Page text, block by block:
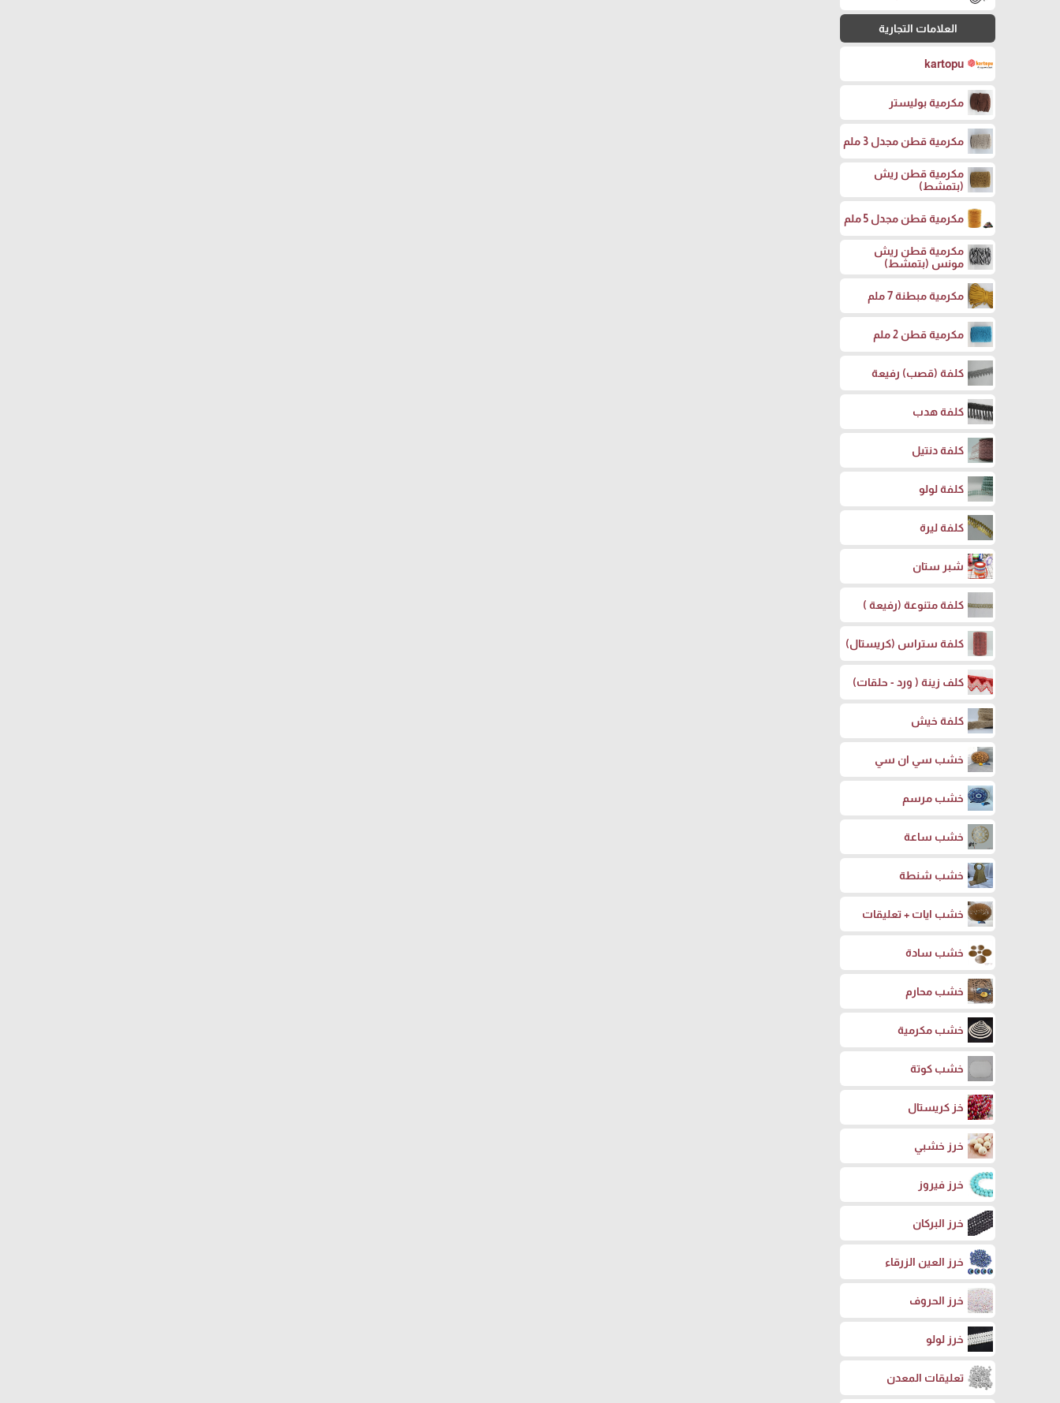
العلامات التجارية
kartopu
مكرمية بوليستر
مكرمية قطن مجدل 3 ملم
مكرمية قطن ريش
(بتمشط)
مكرمية قطن مجدل 5 ملم
مكرمية قطن ريش
مونس (بتمشط)
مكرمية مبطنة 7 ملم
مكرمية قطن 2 ملم
كلفة (قصب) رفيعة
كلفة هدب
كلفة دنتيل
كلفة لولو
كلفة ليرة
شبر ستان
كلفة متنوعة (رفيعة )
كلفة ستراس (كريستال)
كلف زينة ( ورد - حلقات)
كلفة خيش
خشب سي ان سي
خشب مرسم
خشب ساعة
خشب شنطة
خشب ايات + تعليقات
خشب سادة
خشب محارم
خشب مكرمية
خشب كوتة
خز كريستال
خرز خشبي
خرز فيروز
خرز البركان
خرز العين الزرقاء
خرز الحروف
خرز لولو
تعليقات المعدن